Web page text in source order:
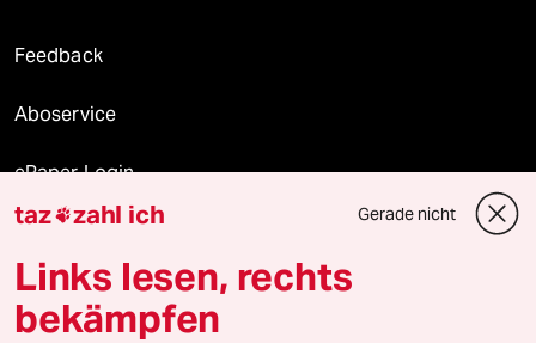
Feedback
Aboservice
ePaper Login
Downloads für Abonnierende
taz zahl ich Gerade nicht
Links lesen, rechts
bekämpfen